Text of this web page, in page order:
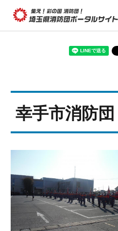
集え! 彩の国消防団!
埼玉県消防団ポー
タルサイト
幸手市消防団